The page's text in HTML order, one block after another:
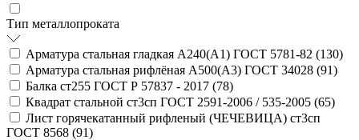
Тип металлопроката
Арматура стальная гладкая А240(А1) ГОСТ 5781-82 (130)
Арматура стальная рифлёная А500(А3) ГОСТ 34028 (91)
Балка ст255 ГОСТ Р 57837 - 2017 (78)
Квадрат стальной ст3сп ГОСТ 2591-2006 / 535-2005 (65)
Лист горячекатанный рифленый (ЧЕЧЕВИЦА) ст3сп
ГОСТ 8568 (91)